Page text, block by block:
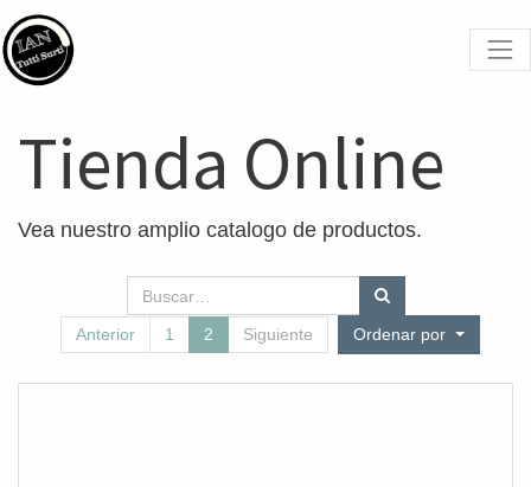
Tienda Online
Vea nuestro amplio catalogo de productos.
Anterior 1 2 Siguiente Ordenar por